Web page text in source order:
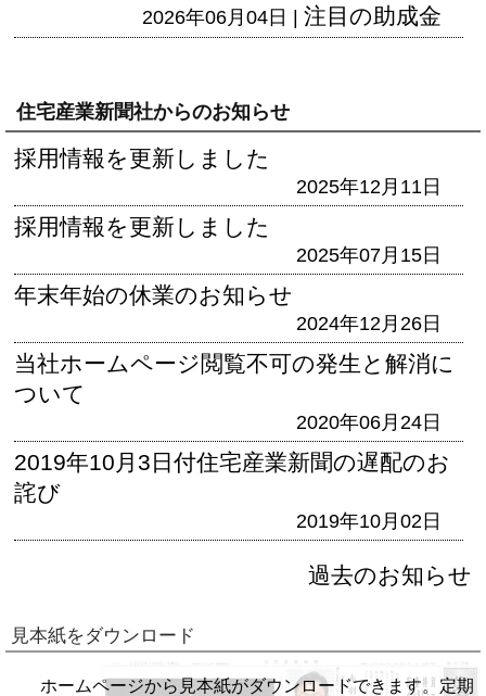
2026年06月04日 | 注目の助成金
住宅産業新聞社からのお知らせ
採用情報を更新しました
2025年12月11日
採用情報を更新しました
2025年07月15日
年末年始の休業のお知らせ
2024年12月26日
当社ホームページ閲覧不可の発生と解消に
ついて
2020年06月24日
2019年10月3日付住宅産業新聞の遅配のお
詫び
2019年10月02日
過去のお知らせ
見本紙をダウンロード
ホームページから見本紙がダウンロードできます。定期